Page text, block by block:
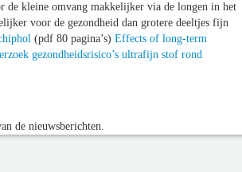
de kleine omvang makkelijker via de longen in het
voor de gezondheid dan grotere deeltjes fijn
(pdf 80 pagina’s) Effects of long-term
gezondheidsrisico’s ultrafijn stof rond
de nieuwsberichten.